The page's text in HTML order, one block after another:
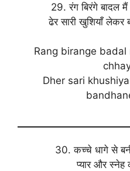
29. रंग बिरंगे बादल
ढेर सारी खुशियाँ लेकर
Rang birange
Dher sari
30. कच्चे धागे से
प्यार और स्नेह